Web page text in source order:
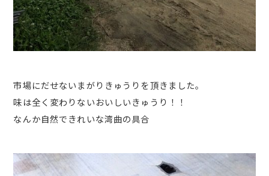
市場にだせないまがりきゅうりを頂きました。
味は全く変わりないおいしいきゅうり！！
なんか自然できれいな湾曲の具合